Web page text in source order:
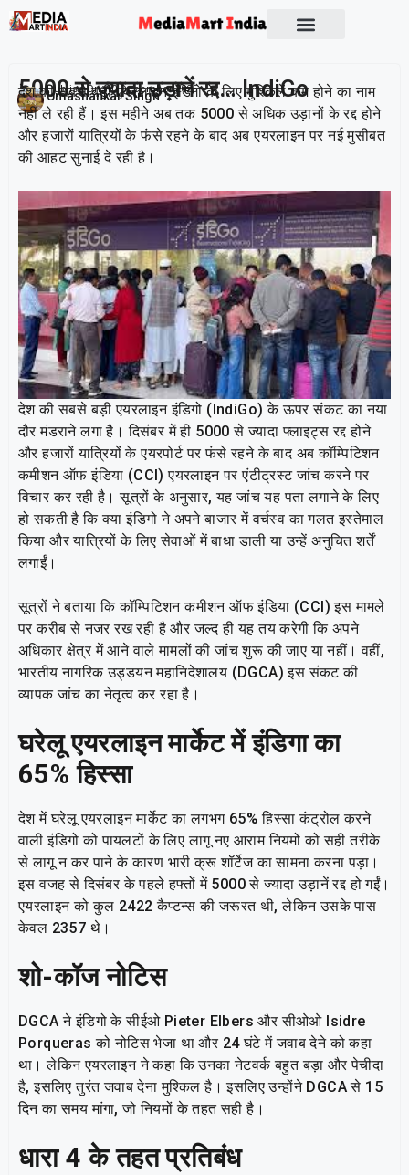
5000 से ज्यादा उड़ानें रद्द… IndiGo
Umashankar Singh
Publish On: 10 December 2025
देश की सबसे बड़ी एयरलाइन इंडिगो के लिए मुश्किलें कम होने का नाम
नहीं ले रही हैं। इस महीने अब तक 5000 से अधिक उड़ानों के रद्द होने
और हजारों यात्रियों के फंसे रहने के बाद अब एयरलाइन पर नई मुसीबत
की आहट सुनाई दे रही है।
देश की सबसे बड़ी एयरलाइन इंडिगो (IndiGo) के ऊपर संकट का नया
दौर मंडराने लगा है। दिसंबर में ही 5000 से ज्यादा फ्लाइट्स रद्द होने
और हजारों यात्रियों के एयरपोर्ट पर फंसे रहने के बाद अब कॉम्पिटिशन
कमीशन ऑफ इंडिया (CCI) एयरलाइन पर एंटीट्रस्ट जांच करने पर
विचार कर रही है। सूत्रों के अनुसार, यह जांच यह पता लगाने के लिए
हो सकती है कि क्या इंडिगो ने अपने बाजार में वर्चस्व का गलत इस्तेमाल
किया और यात्रियों के लिए सेवाओं में बाधा डाली या उन्हें अनुचित शर्तें
लगाईं।
सूत्रों ने बताया कि कॉम्पिटिशन कमीशन ऑफ इंडिया (CCI) इस मामले
पर करीब से नजर रख रही है और जल्द ही यह तय करेगी कि अपने
अधिकार क्षेत्र में आने वाले मामलों की जांच शुरू की जाए या नहीं। वहीं,
भारतीय नागरिक उड्डयन महानिदेशालय (DGCA) इस संकट की
व्यापक जांच का नेतृत्व कर रहा है।
घरेलू एयरलाइन मार्केट में इंडिगा का
65%हिस्सा
देश में घरेलू एयरलाइन मार्केट का लगभग 65% हिस्सा कंट्रोल करने
वाली इंडिगो को पायलटों के लिए लागू नए आराम नियमों को सही तरीके
से लागू न कर पाने के कारण भारी क्रू शॉर्टेज का सामना करना पड़ा।
इस वजह से दिसंबर के पहले हफ्तों में 5000 से ज्यादा उड़ानें रद्द हो गईं।
एयरलाइन को कुल 2422 कैप्टन्स की जरूरत थी, लेकिन उसके पास
केवल 2357 थे।
शो-कॉज नोटिस
DGCA ने इंडिगो के सीईओ Pieter Elbers और सीओओ Isidre
Porqueras को नोटिस भेजा था और 24 घंटे में जवाब देने को कहा
था। लेकिन एयरलाइन ने कहा कि उनका नेटवर्क बहुत बड़ा और पेचीदा
है, इसलिए तुरंत जवाब देना मुश्किल है। इसलिए उन्होंने DGCA से 15
दिन का समय मांगा, जो नियमों के तहत सही है।
धारा4के तहत प्रतिबंध